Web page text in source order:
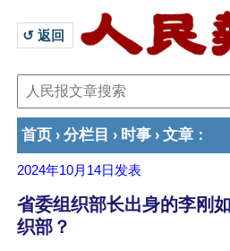
↺ 返回
首页 › 分栏目 › 时事 › 文章 ：
2024年10月14日 发表
省委组织部长出身的李刚
织部？